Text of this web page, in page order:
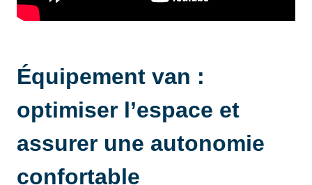
Équipement van :
optimiser l’espace et
assurer une autonomie
confortable